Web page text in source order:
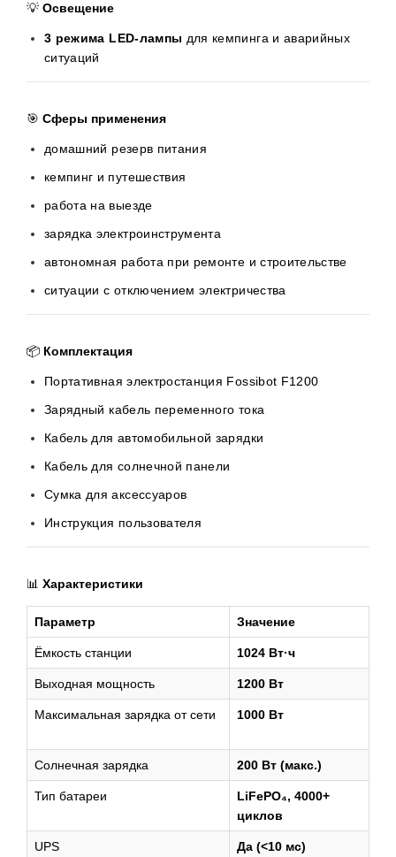
💡 Освещение
3 режима LED-лампы для кемпинга и аварийных
ситуаций
🎯 Сферы применения
домашний резерв питания
кемпинг и путешествия
работа на выезде
зарядка электроинструмента
автономная работа при ремонте и строительстве
ситуации с отключением электричества
📦 Комплектация
Портативная электростанция Fossibot F1200
Зарядный кабель переменного тока
Кабель для автомобильной зарядки
Кабель для солнечной панели
Сумка для аксессуаров
Инструкция пользователя
📊 Характеристики
Параметр Значение
Ёмкость станции 1024 Вт·ч
Выходная мощность 1200 Вт
Максимальная зарядка от сети 1000 Вт
Солнечная зарядка 200 Вт (макс.)
Тип батареи
LiFePO₄, 4000+
циклов
UPS Да (<10 мс)